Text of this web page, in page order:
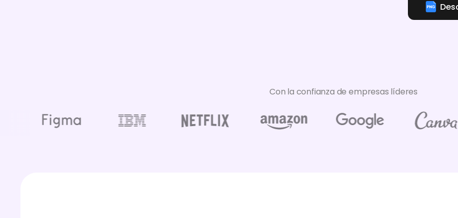
Con la confianza de empresas líderes